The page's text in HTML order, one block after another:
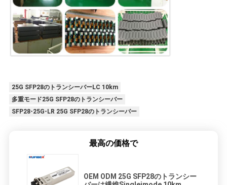
25G SFP28のトランシーバーLC 10km
多重モード25G SFP28のトランシーバー
SFP28-25G-LR 25G SFP28のトランシーバー
最高の価格で
OEM ODM 25G SFP28のトランシー